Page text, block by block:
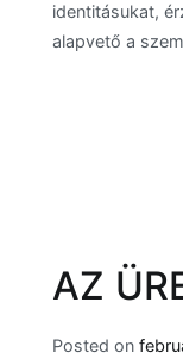
identitásukat,
alapvető a
AZ
Posted on